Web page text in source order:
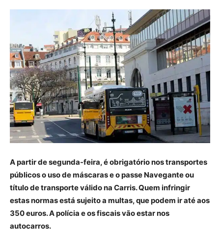
A partir de segunda-feira, é obrigatório nos transportes
públicos o uso de máscaras e o passe Navegante ou
título de transporte válido na Carris. Quem infringir
estas normas está sujeito a multas, que podem ir até aos
350 euros. A polícia e os fiscais vão estar nos
autocarros.